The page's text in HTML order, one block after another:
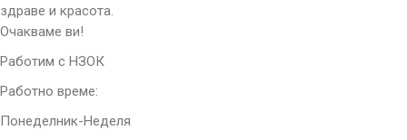
здраве и красота.
Очакваме ви!
Работим с НЗОК
Работно време:
Понеделник-Неделя